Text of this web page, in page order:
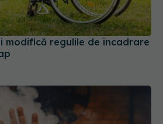
modifică regulile de încadrare